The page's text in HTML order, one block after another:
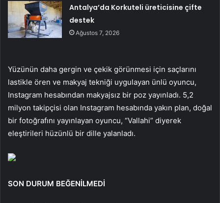
Antalya’da Korkuteli üreticisine çifte
destek
Ağustos 7, 2026
Yüzünün daha gergin ve çekik görünmesi için saçlarını
lastikle ören ve makyaj tekniği uygulayan ünlü oyuncu,
Instagram hesabından makyajsız bir poz yayınladı. 5,2
milyon takipçisi olan Instagram hesabında yakın plan, doğal
bir fotoğrafını yayınlayan oyuncu, “Vallahi” diyerek
eleştirileri hüzünlü bir dille yalanladı.
SON DURUM BEĞENİLMEDİ